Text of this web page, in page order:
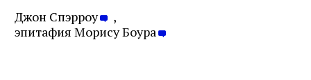
Джон Спэрроу
,
эпитафия Морису Боура